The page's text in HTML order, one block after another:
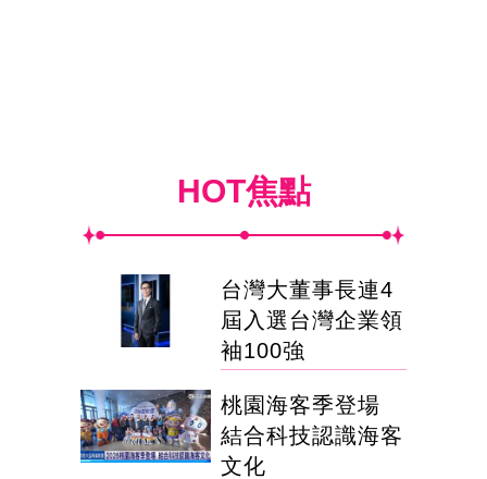
HOT焦點
台灣大董事長連4
屆入選台灣企業領
袖100強
桃園海客季登場
結合科技認識海客
文化